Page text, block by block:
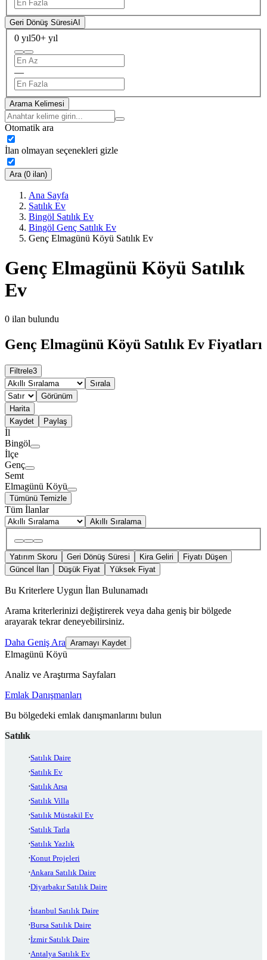
Geri Dönüş SüresiAI
0 yıl50+ yıl
—
Arama Kelimesi
Otomatik ara
İlan olmayan seçenekleri gizle
Ara (0 ilan)
Ana Sayfa
Satılık Ev
Bingöl Satılık Ev
Bingöl Genç Satılık Ev
Genç Elmagünü Köyü Satılık Ev
Genç Elmagünü Köyü Satılık
Ev
0 ilan bulundu
Genç Elmagünü Köyü Satılık Ev Fiyatları
Filtrele3
Sırala
Görünüm
Harita
Kaydet
Paylaş
İl
Bingöl
İlçe
Genç
Semt
Elmagünü Köyü
Tümünü Temizle
Tüm İlanlar
Akıllı Sıralama
Yatırım Skoru Geri Dönüş Süresi Kira Geliri
Fiyatı Düşen
Güncel İlan
Düşük Fiyat Yüksek Fiyat
Bu Kriterlere Uygun İlan Bulunamadı
Arama kriterlerinizi değiştirerek veya daha geniş bir bölgede
arayarak tekrar deneyebilirsiniz.
Daha Geniş Ara Aramayı Kaydet
Elmagünü Köyü
Analiz ve Araştırma Sayfaları
Emlak Danışmanları
Bu bölgedeki emlak danışmanlarını bulun
Satılık
Satılık Daire
Satılık Ev
Satılık Arsa
Satılık Villa
Satılık Müstakil Ev
Satılık Tarla
Satılık Yazlık
Konut Projeleri
Ankara Satılık Daire
Diyarbakır Satılık Daire
İstanbul Satılık Daire
Bursa Satılık Daire
İzmir Satılık Daire
Antalya Satılık Ev